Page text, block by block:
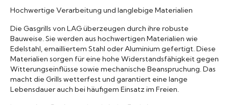
Hochwertige Verarbeitung und langlebige Materialien
Die Gasgrills von LAG überzeugen durch ihre robuste
Bauweise. Sie werden aus hochwertigen Materialien wie
Edelstahl, emailliertem Stahl oder Aluminium gefertigt. Diese
Materialien sorgen für eine hohe Widerstandsfähigkeit gegen
Witterungseinflüsse sowie mechanische Beanspruchung. Das
macht die Grills wetterfest und garantiert eine lange
Lebensdauer auch bei häufigem Einsatz im Freien.